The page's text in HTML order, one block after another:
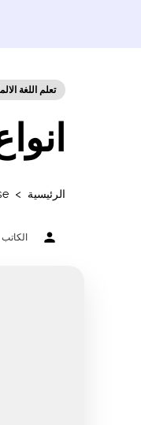
تعلم اللغة
الرئيسية >
person الكاتب